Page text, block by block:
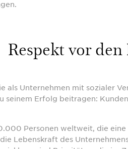
Respekt vor
als Unternehmen mit sozialer
seinem Erfolg beitragen:
Personen weltweit, die
Lebenskraft des